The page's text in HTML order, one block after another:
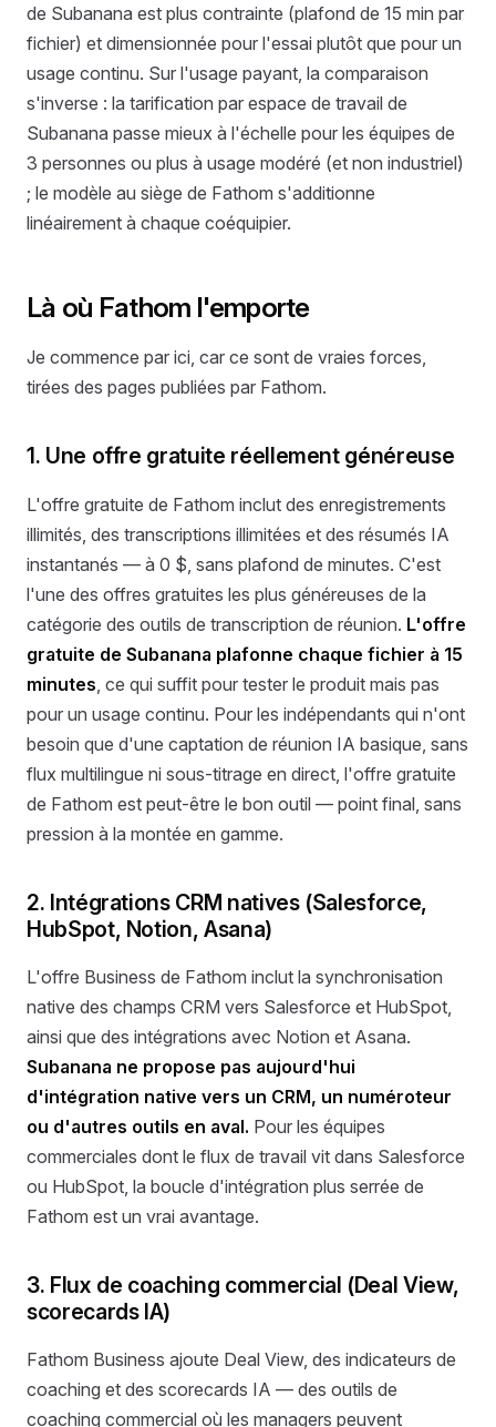
de Subanana est plus contrainte (plafond de 15 min par
fichier) et dimensionnée pour l'essai plutôt que pour un
usage continu. Sur l'usage payant, la comparaison
s'inverse : la tarification par espace de travail de
Subanana passe mieux à l'échelle pour les équipes de
3 personnes ou plus à usage modéré (et non industriel)
; le modèle au siège de Fathom s'additionne
linéairement à chaque coéquipier.
Là où Fathom l'emporte
Je commence par ici, car ce sont de vraies forces,
tirées des pages publiées par Fathom.
1. Une offre gratuite réellement généreuse
L'offre gratuite de Fathom inclut des enregistrements
illimités, des transcriptions illimitées et des résumés IA
instantanés — à 0 $, sans plafond de minutes. C'est
l'une des offres gratuites les plus généreuses de la
catégorie des outils de transcription de réunion. L'offre
gratuite de Subanana plafonne chaque fichier à 15
minutes , ce qui suffit pour tester le produit mais pas
pour un usage continu. Pour les indépendants qui n'ont
besoin que d'une captation de réunion IA basique, sans
flux multilingue ni sous-titrage en direct, l'offre gratuite
de Fathom est peut-être le bon outil — point final, sans
pression à la montée en gamme.
2. Intégrations CRM natives (Salesforce,
HubSpot, Notion, Asana)
L'offre Business de Fathom inclut la synchronisation
native des champs CRM vers Salesforce et HubSpot,
ainsi que des intégrations avec Notion et Asana.
Subanana ne propose pas aujourd'hui
d'intégration native vers un CRM, un numéroteur
ou d'autres outils en aval. Pour les équipes
commerciales dont le flux de travail vit dans Salesforce
ou HubSpot, la boucle d'intégration plus serrée de
Fathom est un vrai avantage.
3. Flux de coaching commercial (Deal View,
scorecards IA)
Fathom Business ajoute Deal View, des indicateurs de
coaching et des scorecards IA — des outils de
coaching commercial où les managers peuvent